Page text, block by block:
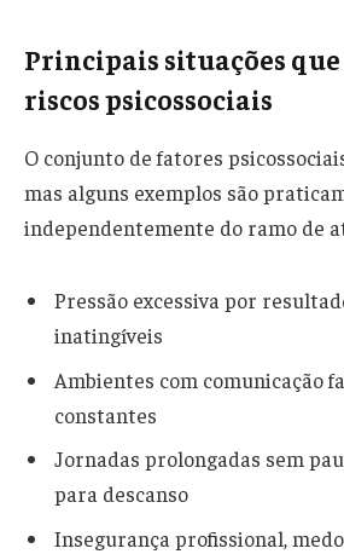
Principais situações
riscos psicossociais
O conjunto de fatores
mas alguns exemplos são
independentemente do ramo de
Pressão excessiva por
inatingíveis
Ambientes com comunicação
constantes
Jornadas prolongadas sem
para descanso
Insegurança profissional,